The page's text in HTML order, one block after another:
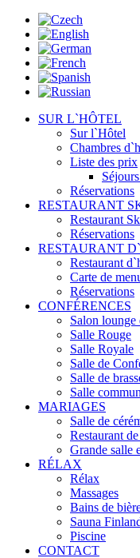
SUR L`HÔTEL
Sur l`Hôtel
Chambres
Liste des prix
Réservations
RESTAURANT
Restaurant
Réservations
RESTAURANT
Restaurant
Carte de
Réservations
CONFÉRENCES
Salon lounge
Salle Rouge
Salle Royale
Salle de
Salle de
Salle
MARIAGES
Salle de
Restaurant
Grande salle
RÉLAX
Rélax
Massages
Bains de
Sauna
Piscine
CONTACT